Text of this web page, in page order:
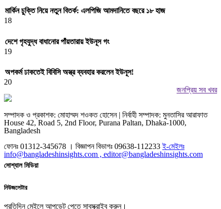
মার্কিন চুক্তি নিয়ে নতুন বিতর্ক: এলপিজি আমদানিতে বছরে ১৮ হাজ
18
দেশে গৃহযুদ্ধ বাধানোর পাঁয়তারায় ইউনূস গং
19
অপকর্ম ঢাকতেই বিবিসি অস্ত্র ব্যবহার করলেন ইউনূস!
20
জনপ্রিয় সব খবর
সম্পাদক ও প্রকাশক: মোহাম্মদ শওকত হোসেন | নির্বাহী সম্পাদক: মুনতাসির আরাফাত
House 42, Road 5, 2nd Floor, Purana Paltan, Dhaka-1000,
Bangladesh
ফোনঃ 01312-345678 । বিজ্ঞাপন বিভাগঃ 09638-112233ই-মেইলঃ
info@bangladeshinsights.com , editor@bangladeshinsights.com
সোশ্যাল মিডিয়া
নিউজলেটার
প্রতিদিন মেইলে আপডেট পেতে সাবস্ক্রাইব করুন।